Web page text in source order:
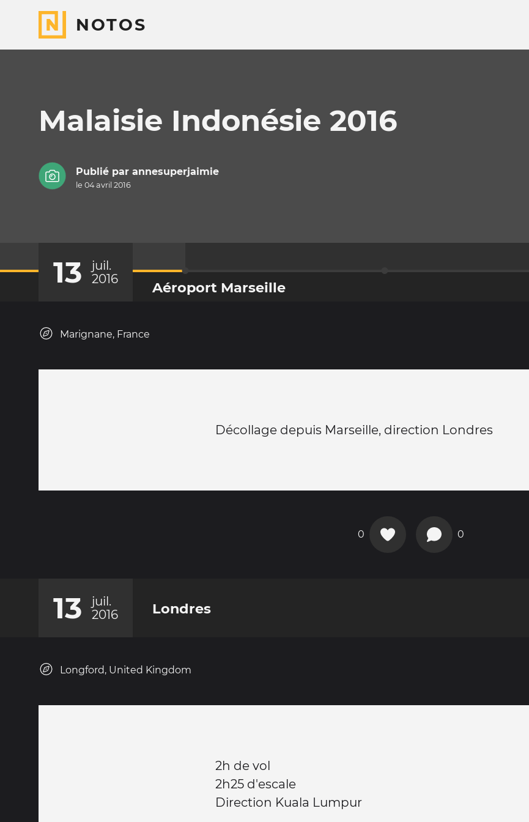
NOTOS
Malaisie Indonésie 2016
Publié par annesuperjaimie
le 04 avril 2016
13
juil.
2016
Aéroport Marseille
Marignane, France
Décollage depuis Marseille, direction Londres
0 0
13
juil.
2016
Londres
Longford, United Kingdom
2h de vol
2h25 d'escale
Direction Kuala Lumpur